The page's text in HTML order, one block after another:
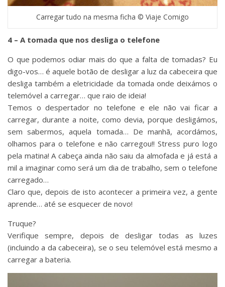
Carregar tudo na mesma ficha © Viaje Comigo
4 – A tomada que nos desliga o telefone
O que podemos odiar mais do que a falta de tomadas? Eu
digo-vos… é aquele botão de desligar a luz da cabeceira que
desliga também a eletricidade da tomada onde deixámos o
telemóvel a carregar… que raio de ideia!
Temos o despertador no telefone e ele não vai ficar a
carregar, durante a noite, como devia, porque desligámos,
sem sabermos, aquela tomada… De manhã, acordámos,
olhamos para o telefone e não carregou!! Stress puro logo
pela matina! A cabeça ainda não saiu da almofada e já está a
mil a imaginar como será um dia de trabalho, sem o telefone
carregado…
Claro que, depois de isto acontecer a primeira vez, a gente
aprende… até se esquecer de novo!
Truque?
Verifique sempre, depois de desligar todas as luzes
(incluindo a da cabeceira), se o seu telemóvel está mesmo a
carregar a bateria.